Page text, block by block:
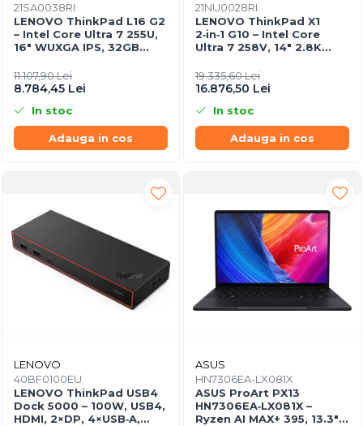
21SA0038RI
LENOVO ThinkPad L16 G2
– Intel Core Ultra 7 255U,
16" WUXGA IPS, 32GB
11 Pro, 3Y On‑Site
11.107,90 Lei
8.784,45 Lei
In stoc
Adauga in cos
21NU0028RI
LENOVO ThinkPad X1
2‑in‑1 G10 – Intel Core
Ultra 7 258V, 14" 2.8K
LPDDR5X, 2TB SSD PCIe
5.0, W11P, 3Y Premier
19.335,60 Lei
16.876,50 Lei
In stoc
Adauga in cos
LENOVO
40BF0100EU
LENOVO ThinkPad USB4
Dock 5000 – 100W, USB4,
HDMI, 2×DP, 4×USB‑A,
ASUS
HN7306EA-LX081X
ASUS ProArt PX13
HN7306EA‑LX081X –
Ryzen AI MAX+ 395, 13.3"